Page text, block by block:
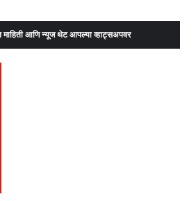
माहिती आणि न्यूज थेट आपल्या व्हाट्सअपवर